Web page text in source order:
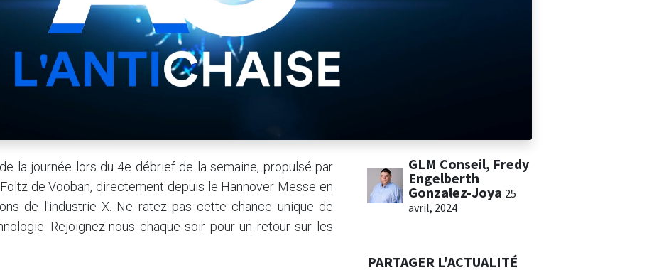
la journée lors du 4e débrief de la semaine, propulsé par
de Vooban, directement depuis le Hannover Messe en
de l'industrie X. Ne ratez pas cette chance unique de
Rejoignez-nous chaque soir pour un retour sur les
GLM Conseil, Fredy
Engelberth
Gonzalez-Joya 25
avril, 2024
PARTAGER L'ACTUALITÉ